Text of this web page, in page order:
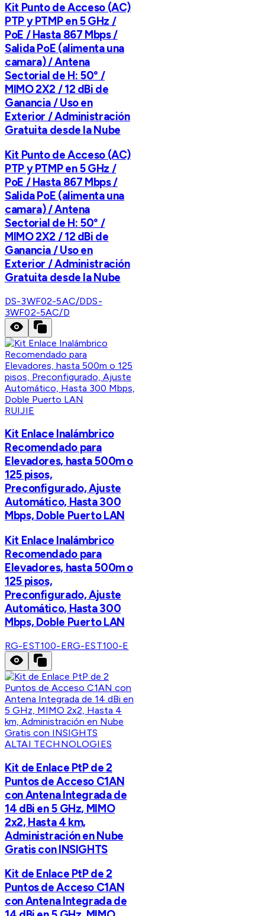
Kit Punto de Acceso (AC)
PTP y PTMP en 5 GHz /
PoE / Hasta 867 Mbps /
Salida PoE (alimenta una
camara) / Antena
Sectorial de H: 50° /
MIMO 2X2 / 12 dBi de
Ganancia / Uso en
Exterior / Administración
Gratuita desde la Nube
Kit Punto de Acceso (AC)
PTP y PTMP en 5 GHz /
PoE / Hasta 867 Mbps /
Salida PoE (alimenta una
camara) / Antena
Sectorial de H: 50° /
MIMO 2X2 / 12 dBi de
Ganancia / Uso en
Exterior / Administración
Gratuita desde la Nube
DS-3WF02-5AC/DDS-
3WF02-5AC/D
RUIJIE
Kit Enlace Inalámbrico
Recomendado para
Elevadores, hasta 500m o
125 pisos,
Preconfigurado, Ajuste
Automático, Hasta 300
Mbps, Doble Puerto LAN
Kit Enlace Inalámbrico
Recomendado para
Elevadores, hasta 500m o
125 pisos,
Preconfigurado, Ajuste
Automático, Hasta 300
Mbps, Doble Puerto LAN
RG-EST100-ERG-EST100-E
ALTAI TECHNOLOGIES
Kit de Enlace PtP de 2
Puntos de Acceso C1AN
con Antena Integrada de
14 dBi en 5 GHz, MIMO
2x2, Hasta 4 km,
Administración en Nube
Gratis con INSIGHTS
Kit de Enlace PtP de 2
Puntos de Acceso C1AN
con Antena Integrada de